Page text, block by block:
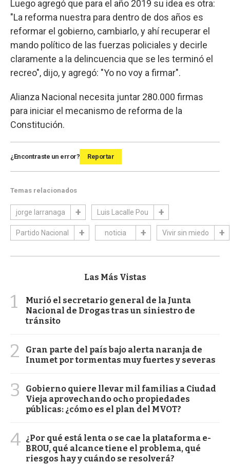
Luego agregó que para el año 2019 su idea es otra:
"La reforma nuestra para dentro de dos años es
reformar el gobierno, cambiarlo, y ahí recuperar el
mando político de las fuerzas policiales y decirle
claramente a la delincuencia que se les terminó el
recreo", dijo, y agregó: "Yo no voy a firmar".
Alianza Nacional necesita juntar 280.000 firmas
para iniciar el mecanismo de reforma de la
Constitución.
¿Encontraste un error? Reportar
Temas relacionados
jorge larranaga Luis Lacalle Pou
Partido Nacional noticia Vivir sin miedo
Las Más Vistas
1
Murió el secretario general de la Junta
Nacional de Drogas tras un siniestro de
tránsito
2
Gran parte del país bajo alerta naranja de
Inumet por tormentas muy fuertes y severas
3
Gobierno quiere llevar mil familias a Ciudad
Vieja aprovechando ocho propiedades
públicas: ¿cómo es el plan del MVOT?
4 ¿Por qué está lenta o se cae la plataforma e-
BROU, qué alcance tiene el problema, qué
riesgos hay y cuándo se resolverá?